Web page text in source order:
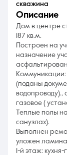
скважина
описание
Дом в центре
187 кв.м.
Построен на
назначение
Коммуникации:
(поданы
водопроводу).,
газовое (
Теплые полы
санузлах).
Выполнен
уложен
1-й этaж: